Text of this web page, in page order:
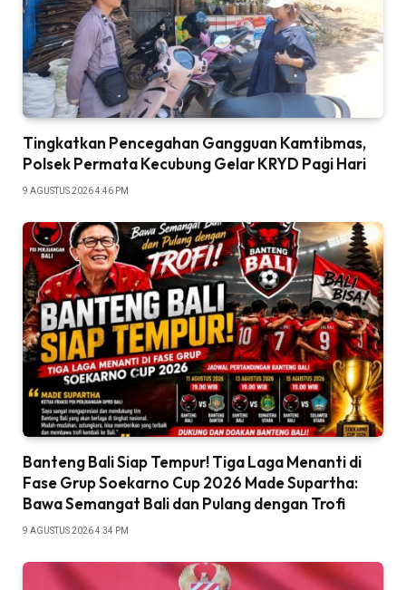
Tingkatkan Pencegahan Gangguan Kamtibmas,
Polsek Permata Kecubung Gelar KRYD Pagi Hari
9 AGUSTUS 2026 4:46 PM
Banteng Bali Siap Tempur! Tiga Laga Menanti di
Fase Grup Soekarno Cup 2026 Made Supartha:
Bawa Semangat Bali dan Pulang dengan Trofi
9 AGUSTUS 2026 4:34 PM